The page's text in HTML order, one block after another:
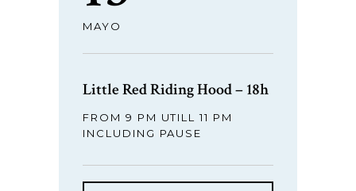
MAYO
Little Red Riding Hood – 18h
FROM 9 PM UTILL 11 PM
INCLUDING PAUSE